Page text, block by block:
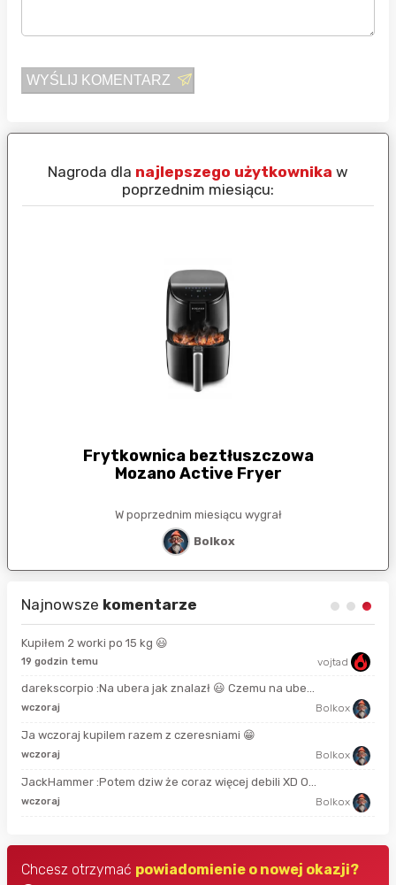
WYŚLIJ KOMENTARZ
Nagroda dla najlepszego użytkownika w
poprzednim miesiącu:
Frytkownica beztłuszczowa
Mozano Active Fryer
W poprzednim miesiącu wygrał
Bolkox
Najnowsze komentarze
Kupiłem 2 worki po 15 kg 😃
19 godzin temu vojtad
darekscorpio :Na ubera jak znalazł 😃 Czemu na ube...
wczoraj Bolkox
Ja wczoraj kupilem razem z czeresniami 😁
wczoraj Bolkox
JackHammer :Potem dziw że coraz więcej debili XD O...
wczoraj Bolkox
Chcesz otrzymać powiadomienie o nowej okazji?